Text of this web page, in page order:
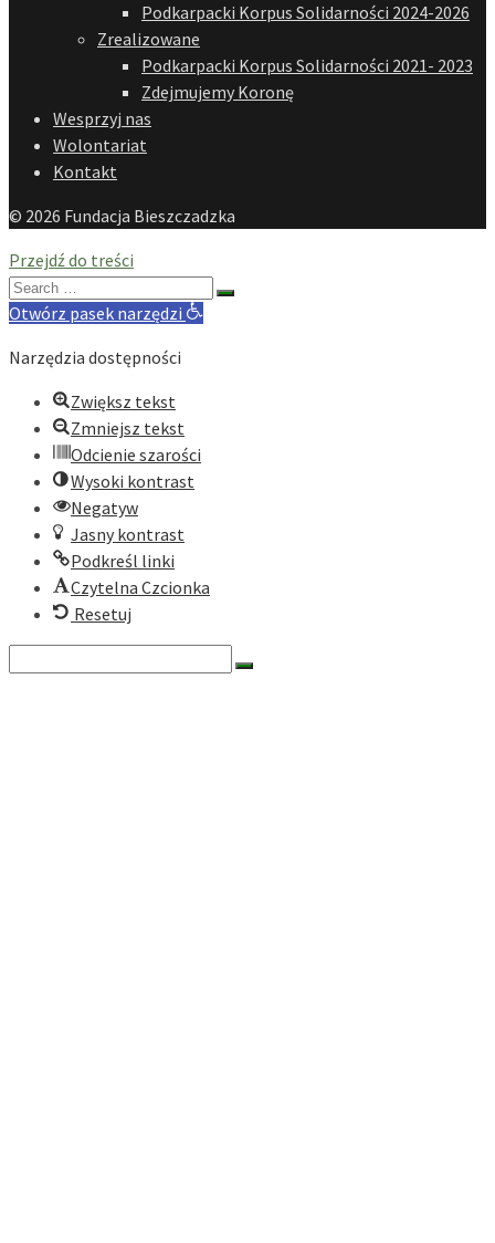
Podkarpacki Korpus Solidarności 2024-2026
Zrealizowane
Podkarpacki Korpus Solidarności 2021- 2023
Zdejmujemy Koronę
Wesprzyj nas
Wolontariat
Kontakt
© 2026 Fundacja Bieszczadzka
Przejdź do treści
Search
for:
Otwórz pasek narzędzi
Narzędzia dostępności
Zwiększ tekst
Zmniejsz tekst
Odcienie szarości
Wysoki kontrast
Negatyw
Jasny kontrast
Podkreśl linki
Czytelna Czcionka
Resetuj